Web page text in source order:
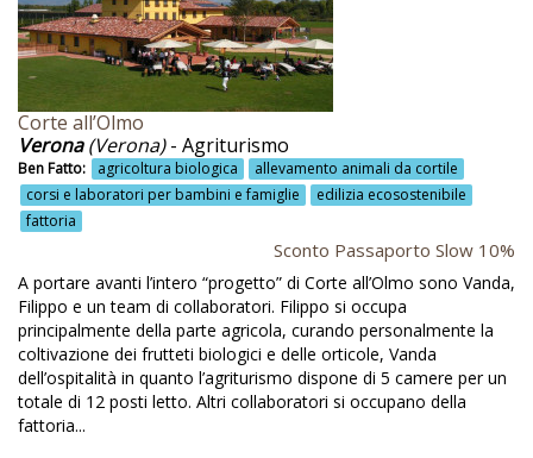
Chieti
Chiusdino
Ciaspole
Cibi biologici
Cibi da azienda locale
Cibi fatti in casa
Cibi locali
Città di castello
Codigoro
Colazione casalinga
Colazione dolce o salata
Corte all’Olmo
Verona(Verona)- Agriturismo
Ben Fatto: agricoltura biologica
allevamento animali da cortile
corsi e laboratori per bambini e famiglie
edilizia ecosostenibile
fattoria
Sconto Passaporto Slow 10%
A portare avanti l’intero “progetto” di Corte all’Olmo sono Vanda,
Filippo e un team di collaboratori. Filippo si occupa
principalmente della parte agricola, curando personalmente la
coltivazione dei frutteti biologici e delle orticole, Vanda
dell’ospitalità in quanto l’agriturismo dispone di 5 camere per un
totale di 12 posti letto. Altri collaboratori si occupano della
fattoria...